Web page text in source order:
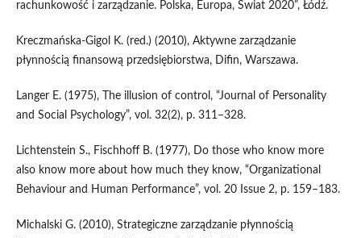
rachunkowość i zarządzanie. Polska, Europa, Świat 2020”, Łódź.
Kreczmańska-Gigol K. (red.) (2010), Aktywne zarządzanie
płynnością finansową przedsiębiorstwa, Difin, Warszawa.
Langer E. (1975), The illusion of control, “Journal of Personality
and Social Psychology”, vol. 32(2), p. 311–328.
Lichtenstein S., Fischhoff B. (1977), Do those who know more
also know more about how much they know, “Organizational
Behaviour and Human Performance”, vol. 20 Issue 2, p. 159–183.
Michalski G. (2010), Strategiczne zarządzanie płynnością